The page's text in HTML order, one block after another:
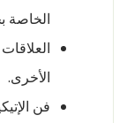
الخاصة
الأخرى.
فن